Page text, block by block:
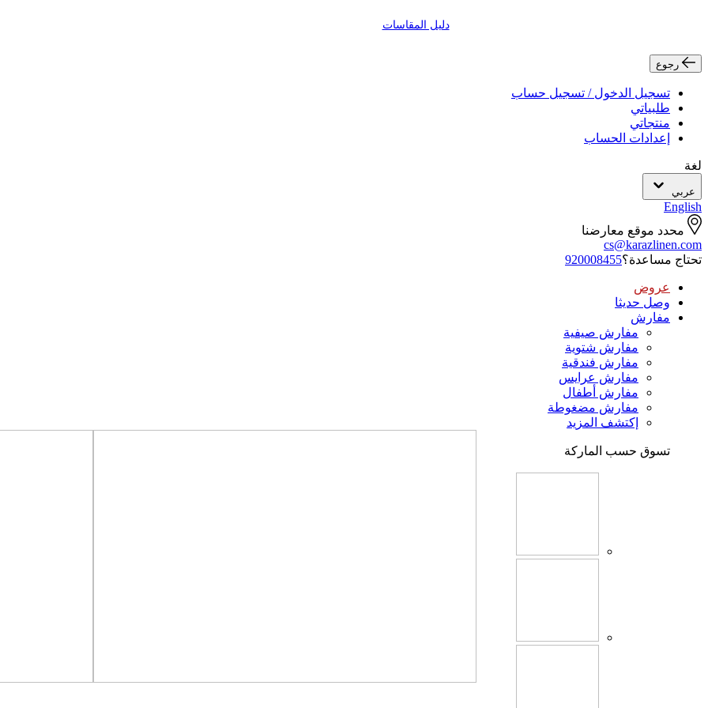
دليل المقاسات
رجوع
تسجيل الدخول / تسجيل حساب
طلبياتي
منتجاتي
إعدادات الحساب
لغة
عربي
English
محدد موقع معارضنا
cs@karazlinen.com
تحتاج مساعدة؟920008455
عروض
وصل حديثا
مفارش
مفارش صيفية
مفارش شتوية
مفارش فندقية
مفارش عرايس
مفارش أطفال
مفارش مضغوطة
إكتشف المزيد
تسوق حسب الماركة